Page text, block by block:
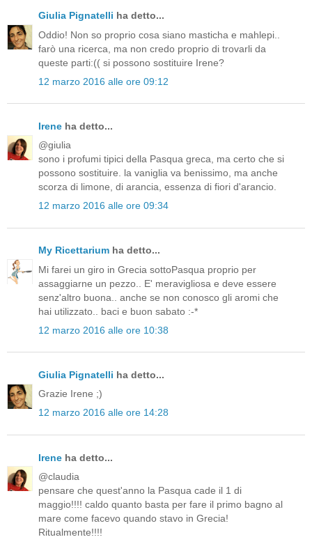
Giulia Pignatelli ha detto...
Oddio! Non so proprio cosa siano masticha e mahlepi..
farò una ricerca, ma non credo proprio di trovarli da
queste parti:(( si possono sostituire Irene?
12 marzo 2016 alle ore 09:12
Irene ha detto...
@giulia
sono i profumi tipici della Pasqua greca, ma certo che si
possono sostituire. la vaniglia va benissimo, ma anche
scorza di limone, di arancia, essenza di fiori d'arancio.
12 marzo 2016 alle ore 09:34
My Ricettarium ha detto...
Mi farei un giro in Grecia sottoPasqua proprio per
assaggiarne un pezzo.. E' meravigliosa e deve essere
senz'altro buona.. anche se non conosco gli aromi che
hai utilizzato.. baci e buon sabato :-*
12 marzo 2016 alle ore 10:38
Giulia Pignatelli ha detto...
Grazie Irene ;)
12 marzo 2016 alle ore 14:28
Irene ha detto...
@claudia
pensare che quest'anno la Pasqua cade il 1 di
maggio!!!! caldo quanto basta per fare il primo bagno al
mare come facevo quando stavo in Grecia!
Ritualmente!!!!